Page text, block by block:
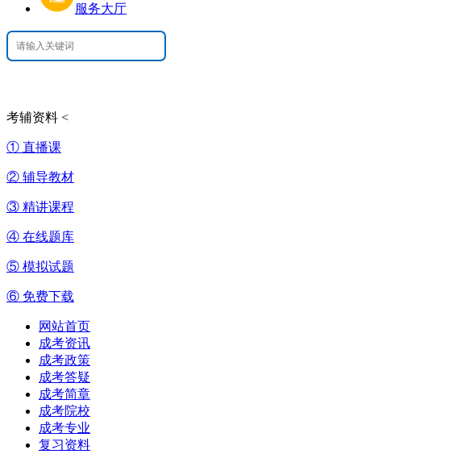
服务大厅
考辅资料 <
① 直播课
② 辅导教材
③ 精讲课程
④ 在线题库
⑤ 模拟试题
⑥ 免费下载
网站首页
成考资讯
成考政策
成考答疑
成考简章
成考院校
成考专业
复习资料